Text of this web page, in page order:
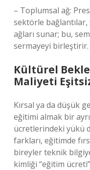
– Toplumsal ağ:
sektörle
ağları sunar; bu,
sermayeyi birleştirir.
Kültürel
Maliyeti
Kırsal ya da düşük
eğitimi almak bir
ücretlerindeki yükü
farkları, eğitimde
bireyler teknik
kimliği “eğitim